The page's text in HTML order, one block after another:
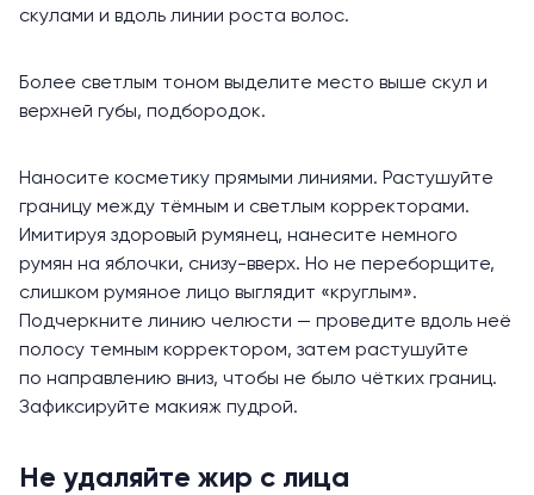
скулами и вдоль линии роста волос.
Более светлым тоном выделите место выше скул и
верхней губы, подбородок.
Наносите косметику прямыми линиями. Растушуйте
границу между тёмным и светлым корректорами.
Имитируя здоровый румянец, нанесите немного
румян на яблочки, снизу-вверх. Но не переборщите,
слишком румяное лицо выглядит «круглым».
Подчеркните линию челюсти — проведите вдоль неё
полосу темным корректором, затем растушуйте
по направлению вниз, чтобы не было чётких границ.
Зафиксируйте макияж пудрой.
Не удаляйте жир с лица